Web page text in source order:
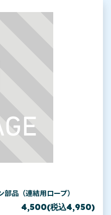
品（連結用ロープ）
4,500(税込4,950)